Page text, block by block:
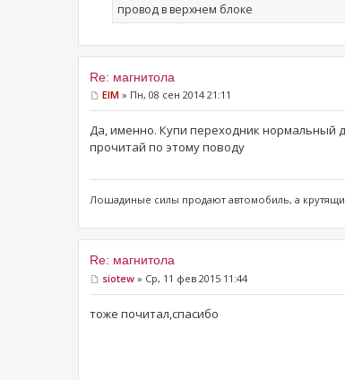
провод в верхнем блоке
Re: магнитола
ElM » Пн, 08 сен 2014 21:11
Да, именно. Купи переходник нормальный
прочитай по этому поводу
Лошадиные силы продают ​автомобиль, а
Re: магнитола
siotew » Ср, 11 фев 2015 11:44
тоже почитал,спасибо